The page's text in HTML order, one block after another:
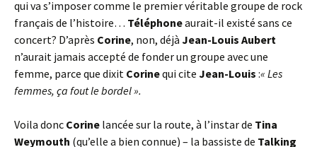
qui va s’imposer comme le premier véritable groupe de rock
français de l’histoire… Téléphoneaurait-il existé sans ce
concert? D’après Corine, non, déjà Jean-Louis Aubert
n’aurait jamais accepté de fonder un groupe avec une
femme, parce que dixit Corinequi cite Jean-Louis :« Les
femmes, ça fout le bordel ».
Voila donc Corine lancée sur la route, à l’instar de Tina
Weymouth (qu’elle a bien connue) – la bassiste de Talking